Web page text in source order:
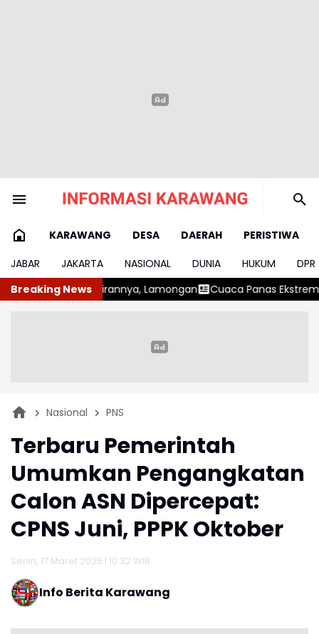
KARAWANG DESA DAERAH
PERISTIWA
JABAR
JAKARTA NASIONAL DUNIA HUKUM
DPR
Breaking News
Lamongan Cuaca Panas Ekstrem, Dinkes Imbau Warga
Nasional PNS
Terbaru Pemerintah
Umumkan Pengangkatan
Calon ASN Dipercepat:
CPNS Juni, PPPK Oktober
Senin, 17 Maret 2025 | 10:32 WIB
Info Berita Karawang